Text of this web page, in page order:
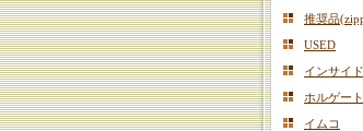
推奨品
USED
インサイ
ホルゲート
イムコ